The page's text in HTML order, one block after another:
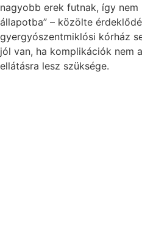
nagyobb erek futnak, így
állapotba” – közölte
gyergyószentmiklósi kórház
jól van, ha komplikációk nem
ellátásra lesz szüksége.